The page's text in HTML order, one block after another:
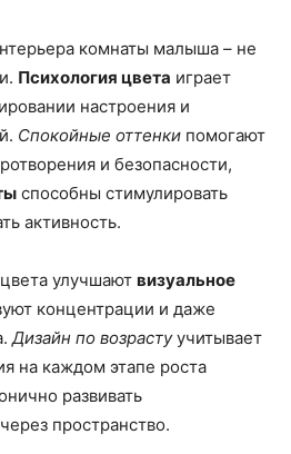
комнаты малыша – не
Психология цвета играет
настроения и
Спокойные оттенки помогают
и безопасности,
способны стимулировать
активность.
улучшают визуальное
концентрации и даже
Дизайн по возрастуучитывает
на каждом этапе роста
развивать
пространство.